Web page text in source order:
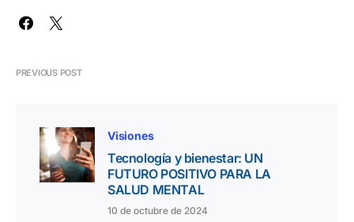
PREVIOUS POST
Visiones
Tecnología y bienestar: UN
FUTURO POSITIVO PARA LA
SALUD MENTAL
10 de octubre de 2024